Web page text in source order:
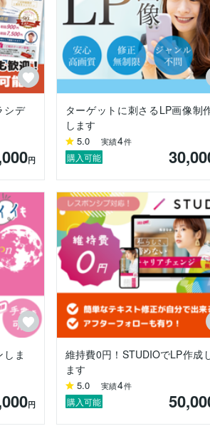
！
いるため土日や祝日も対応なときあり！
ドを意識して作成しております！
めていますが、タイミングによってはお急
ルームがクローズしたあとでもメッセー
シデ
円
ターゲットに刺さるLP画像制
します
5.0 実績4件
購入可能
ま
円
維持費0円！STUDIOでLP作成
ます
5.0 実績4件
購入可能